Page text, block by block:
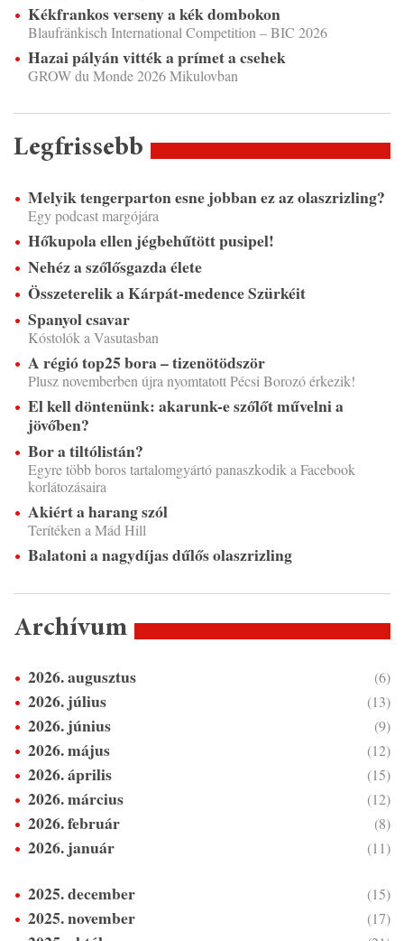
Kékfrankos verseny a kék dombokon
Blaufränkisch International Competition – BIC 2026
Hazai pályán vitték a prímet a csehek
GROW du Monde 2026 Mikulovban
Legfrissebb
Melyik tengerparton esne jobban ez az olaszrizling?
Egy podcast margójára
Hőkupola ellen jégbehűtött pusipel!
Nehéz a szőlősgazda élete
Összeterelik a Kárpát-medence Szürkéit
Spanyol csavar
Kóstolók a Vasutasban
A régió top25 bora – tizenötödször
Plusz novemberben újra nyomtatott Pécsi Borozó érkezik!
El kell döntenünk: akarunk-e szőlőt művelni a
jövőben?
Bor a tiltólistán?
Egyre több boros tartalomgyártó panaszkodik a Facebook
korlátozásaira
Akiért a harang szól
Terítéken a Mád Hill
Balatoni a nagydíjas dűlős olaszrizling
Archívum
2026. augusztus (6)
2026. július (13)
2026. június (9)
2026. május (12)
2026. április (15)
2026. március (12)
2026. február (8)
2026. január (11)
2025. december (15)
2025. november (17)